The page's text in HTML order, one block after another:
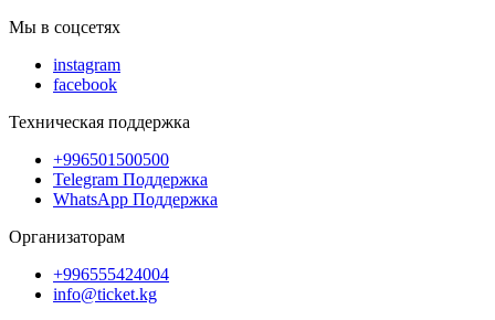
Мы в соцсетях
instagram
facebook
Техническая поддержка
+996501500500
Telegram Поддержка
WhatsApp Поддержка
Организаторам
+996555424004
info@ticket.kg